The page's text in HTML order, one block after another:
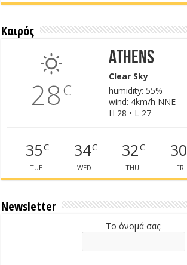
Καιρός
28C
Athens
Clear Sky
humidity: 55%
wind: 4km/h NNE
H 28 • L 27
35C
TUE
34C
WED
32C
THU
30
FRI
Newsletter
Το όνομά σας: